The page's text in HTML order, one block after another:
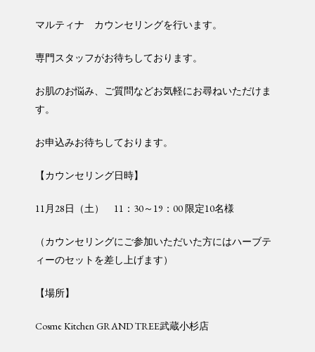
マルティナ カウンセリングを行います。
専門スタッフがお待ちしております。
お肌のお悩み、ご質問などお気軽にお尋ねいただけま
す。
お申込みお待ちしております。
【カウンセリング日時】
11月28日（土） 11：30～19：00 限定10名様
（カウンセリングにご参加いただいた方にはハーブテ
ィーのセットを差し上げます）
【場所】
Cosme Kitchen GRAND TREE武蔵小杉店